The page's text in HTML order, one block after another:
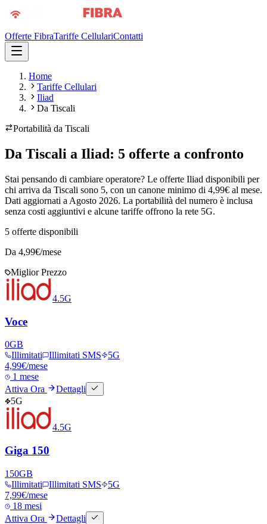
Offerte FibraTariffe CellulariContatti
Home
Tariffe Cellulari
Iliad
Da Tiscali
Portabilità da Tiscali
Da Tiscali a Iliad: 5 offerte a confronto
Stai pensando di cambiare operatore? Le offerte Iliad disponibili per
chi arriva da Tiscali sono 5, con un canone minimo di 4,99€ al mese.
Dati aggiornati a Agosto 2026. La portabilità del numero è inclusa
senza costi aggiuntivi e alcune tariffe offrono la rete 5G.
5 offerte disponibili
Da 4,99€/mese
Miglior Prezzo
4.5G
Voce
0GB
Illimitati
Illimitati SMS
5G
4,99€/mese
1 mese
Attiva Ora
Dettagli
5G
4.5G
Giga 150
150GB
Illimitati
Illimitati SMS
5G
7,99€/mese
18 mesi
Attiva Ora
Dettagli